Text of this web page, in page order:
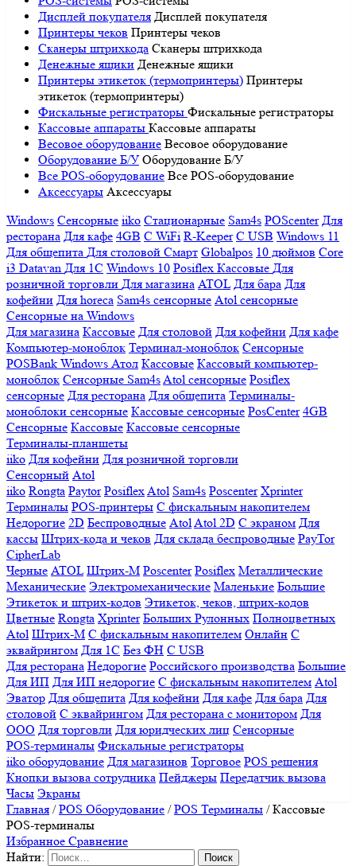
Дисплей покупателя Дисплей покупателя
Принтеры чеков Принтеры чеков
Сканеры штрихкода Сканеры штрихкода
Денежные ящики Денежные ящики
Принтеры этикеток (термопринтеры) Принтеры
этикеток (термопринтеры)
Фискальные регистраторы Фискальные регистраторы
Кассовые аппараты Кассовые аппараты
Весовое оборудование Весовое оборудование
Оборудование Б/У Оборудование Б/У
Все POS-оборудование Все POS-оборудование
Аксессуары Аксессуары
Windows Сенсорные iiko Стационарные Sam4s POScenter Для
ресторана Для кафе 4GB С WiFi R-Keeper С USB Windows 11
Для общепита Для столовой Смарт Globalpos 10 дюймов Core
i3 Datavan Для 1С Windows 10 Posiflex Кассовые Для
розничной торговли Для магазина ATOL Для бара Для
кофейни Для horeca Sam4s сенсорные Atol сенсорные
Сенсорные на Windows
Для магазина Кассовые Для столовой Для кофейни Для кафе
Компьютер-моноблок Терминал-моноблок Сенсорные
POSBank Windows Атол Кассовые Кассовый компьютер-
моноблок Сенсорные Sam4sAtol сенсорные Posiflex
сенсорные Для ресторана Для общепита Терминалы-
моноблоки сенсорные Кассовые сенсорные PosCenter 4GB
Сенсорные Кассовые Кассовые сенсорные
Терминалы-планшеты
iiko Для кофейни Для розничной торговли
Сенсорный Atol
iiko Rongta Paytor PosiflexAtol Sam4s Poscenter Xprinter
Терминалы POS-принтеры С фискальным накопителем
Недорогие 2D Беспроводные AtolAtol 2D С экраном Для
кассы Штрих-кода и чеков Для склада беспроводные PayTor
CipherLab
Черные ATOL Штрих-М Poscenter Posiflex Металлические
Механические Электромеханические Маленькие Большие
Этикеток и штрих-кодов Этикеток, чеков, штрих-кодов
Цветные Rongta Xprinter Больших Рулонных Полноцветных
Atol Штрих-М С фискальным накопителем Онлайн С
эквайрингом Для 1С Без ФН С USB
Для ресторана Недорогие Российского производства Большие
Для ИП Для ИП недорогие С фискальным накопителем Atol
Эватор Для общепита Для кофейни Для кафе Для бара Для
столовой С эквайрингом Для ресторана с монитором Для
ООО Для торговли Для юридческих лиц Сенсорные
POS-терминалы Фискальные регистраторы
iiko оборудование Для магазинов Торговое POS решения
Кнопки вызова сотрудника Пейджеры Передатчик вызова
Часы Экраны
Главная /POS Оборудование /POS Терминалы /Кассовые
POS-терминалы
Избранное Сравнение
Найти: